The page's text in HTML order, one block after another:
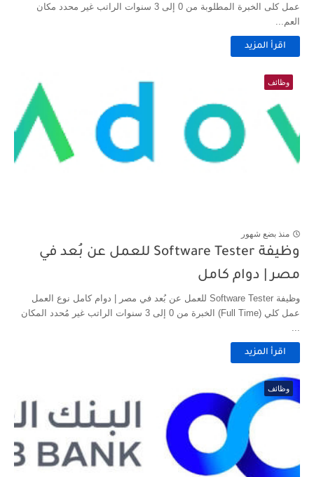
عمل كلى الخبرة المطلوبة من 0 إلى 3 سنوات الراتب غير محدد مكان
العم...
اقرأ المزيد
وظائف
منذ بضع شهور
وظيفة Software Tester للعمل عن بُعد في
مصر | دوام كامل
وظيفة Software Tester للعمل عن بُعد في مصر | دوام كامل نوع العمل
عمل كلي (Full Time) الخبرة من 0 إلى 3 سنوات الراتب غير مُحدد المكان
...
اقرأ المزيد
وظائف